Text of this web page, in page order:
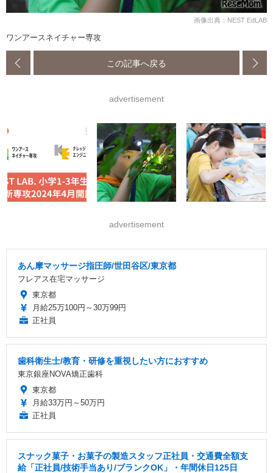
画像出典：NEST EdLAB
ワンアースネイチャー専攻
この記事へ戻る
advertisement
advertisement
あん摩マッサージ指圧師/世田谷区/東京都
フレアス在宅マッサージ
東京都
月給25万100円～30万99円
正社員
歯科衛生士/教育・研修を重視したい方におすすめ
東京銀座NOVA矯正歯科
東京都
月給33万円～50万円
正社員
スナック菓子・お菓子の製造スタッフ正社員・交通費全額支
給「正社員/技術手当あり/ブランクOK」・年間休日125日